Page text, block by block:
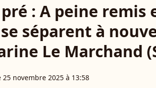
: A peine remis
séparent à
Le Marchand
25 novembre 2025 à 13:58